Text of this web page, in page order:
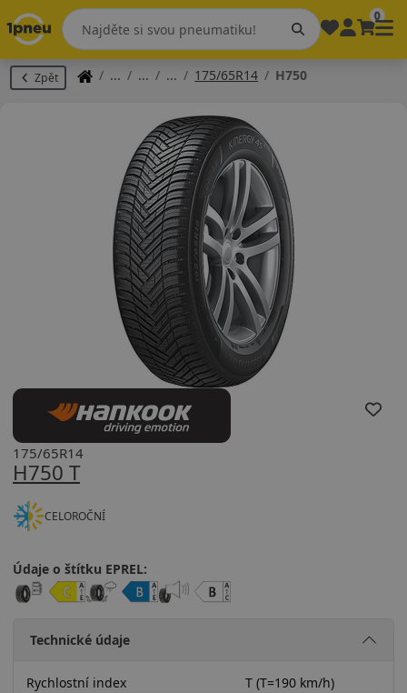
0
Zpět 175/65R14 H750
H750 T
175/65R14
CELOROČNÍ
Údaje o štítku EPREL:
Technické údaje
Rychlostní index
T (T=190 km/h)